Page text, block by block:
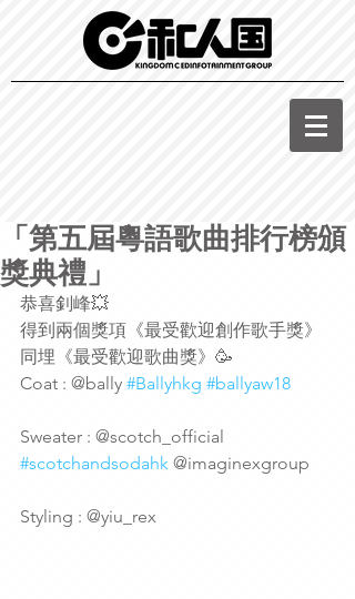
「第五屆粵語歌曲排行榜頒
獎典禮」
恭喜釗峰💥
得到兩個獎項《最受歡迎創作歌手獎》
同埋《最受歡迎歌曲獎》🥳
Coat : @bally #Ballyhkg #ballyaw18
Sweater : @scotch_official
#scotchandsodahk @imaginexgroup
Styling : @yiu_rex